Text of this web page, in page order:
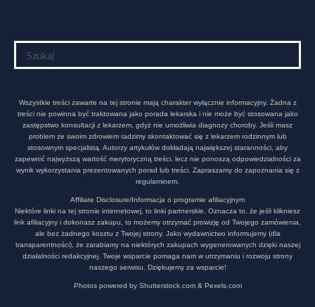
Wszystkie treści zawarte na tej stronie mają charakter wyłącznie informacyjny. Żadna z
treści nie powinna być traktowana jako porada lekarska i nie może być stosowana jako
zastępstwo konsultacji z lekarzem, gdyż nie umożliwia diagnozy choroby. Jeśli masz
problem ze swoim zdrowiem radzimy skontaktować się z lekarzem rodzinnym lub
stosownym specjalistą. Autorzy artykułów dokładają największej staranności, aby
zapewnić najwyższą wartość merytoryczną treści, lecz nie ponoszą odpowiedzialności za
wynik wykorzystania prezentowanych porad lub treści. Zapraszamy do zapoznania się z
regulaminem.
Affiliate Disclosure/Informacja o programie afiliacyjnym
Niektóre linki na tej stronie internetowej, to linki partnerskie. Oznacza to, że jeśli klikniesz
link afiliacyjny i dokonasz zakupu, to możemy otrzymać prowizję od Twojego zamówienia,
ale bez żadnego kosztu z Twojej strony. Jako wydawnictwo informujemy (dla
transparentności), że zarabiamy na niektórych zakupach wygenerowanych dzięki naszej
działalności redakcyjnej. Twoje wsparcie pomaga nam w utrzymaniu i rozwoju strony
naszego serwisu. Dziękujemy za wsparcie!
Photos powered by Shutterstock.com & Pexels.com